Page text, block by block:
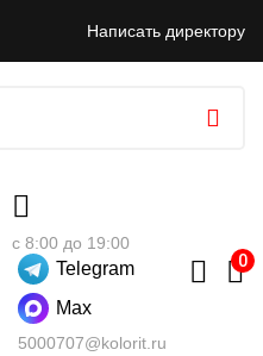
Написать директору
с 8:00 до 19:00
Telegram
Max
5000707@kolorit.ru